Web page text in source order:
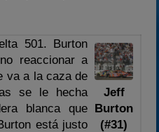
501. Burton
reaccionar a
va a la caza de
se le hecha
blanca que
está justo
Jeff
Burton
(#31)